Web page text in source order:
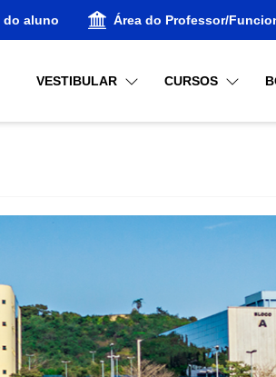
do aluno Área do Professor/
VESTIBULAR CURSOS